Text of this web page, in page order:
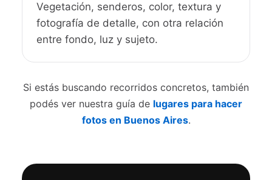
Vegetación, senderos, color, textura y
fotografía de detalle, con otra relación
entre fondo, luz y sujeto.
Si estás buscando recorridos concretos, también
podés ver nuestra guía de lugares para hacer
fotos en Buenos Aires.